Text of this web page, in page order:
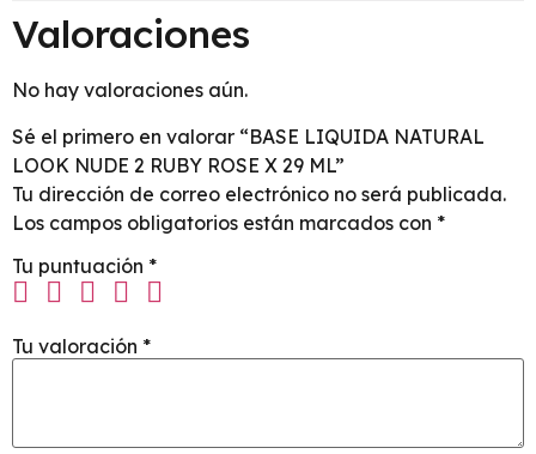
Valoraciones
No hay valoraciones aún.
Sé el primero en valorar “BASE LIQUIDA NATURAL
LOOK NUDE 2 RUBY ROSE X 29 ML”
Tu dirección de correo electrónico no será publicada.
Los campos obligatorios están marcados con *
Tu puntuación *
Tu valoración *